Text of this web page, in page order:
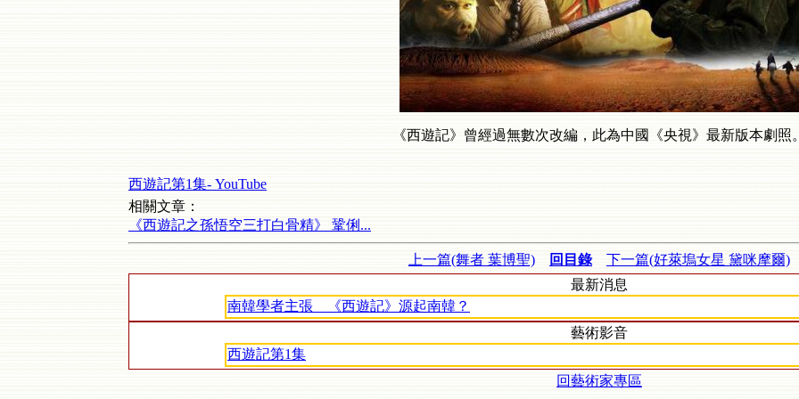
《西遊記》曾經過無數次改編，此為中國《央視》最新版本劇照
西遊記第1集- YouTube
相關文章：
《西遊記之孫悟空三打白骨精》 鞏俐...
上一篇(舞者 葉博聖) 回目錄
下一篇(好萊塢女星 黛咪摩爾)
最新消息
南韓學者主張 《西遊記》源起南韓？
藝術影音
西遊記第1集
回藝術家專區